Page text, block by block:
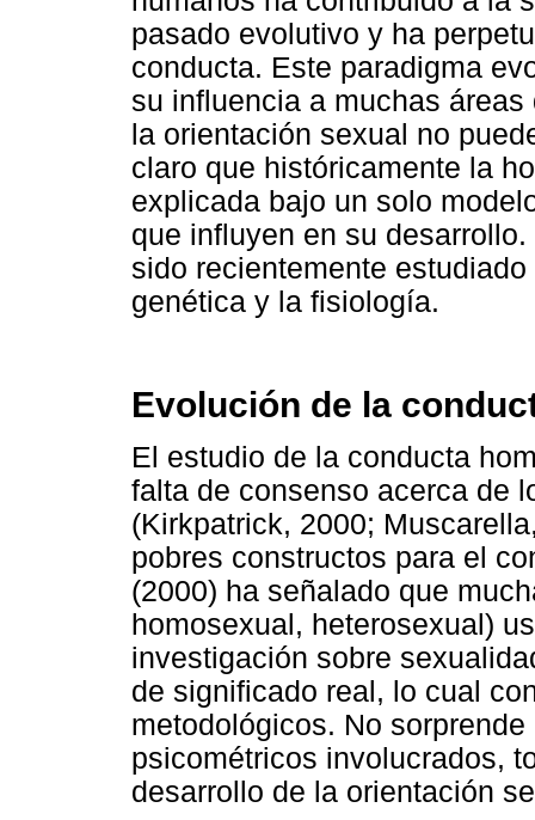
pasado evolutivo y ha
conducta. Este paradigma
su influencia a muchas
la orientación sexual no
claro que históricamente la
explicada bajo un solo
que influyen en su
sido recientemente
genética y la fisiología.
Evolución de la
El estudio de la conducta
falta de consenso acerca de
(Kirkpatrick, 2000;
pobres constructos para el
(2000) ha señalado que
homosexual, heterosexual)
investigación sobre
de significado real, lo cual
metodológicos. No
psicométricos involucrados,
desarrollo de la orientación